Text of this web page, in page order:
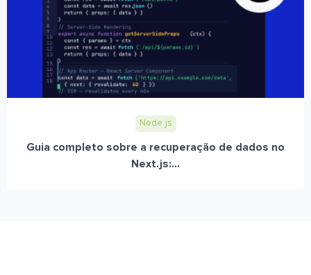
Node.js
Guia completo sobre a recuperação de dados no
Next.js:...